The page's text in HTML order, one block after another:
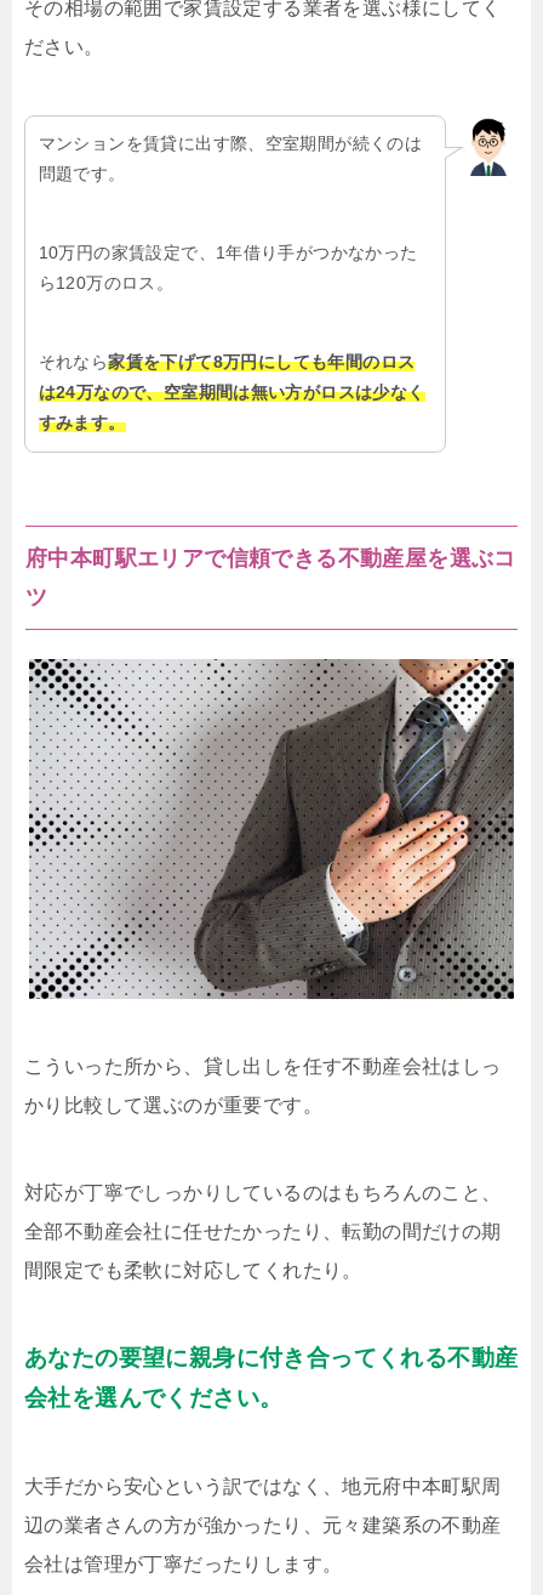
その相場の範囲で家賃設定する業者を選ぶ様にしてく
ださい。
マンションを賃貸に出す際、空室期間が続くのは
問題です。
10万円の家賃設定で、1年借り手がつかなかった
ら120万のロス。
それなら家賃を下げて8万円にしても年間のロス
は24万なので、空室期間は無い方がロスは少なく
すみます。
府中本町駅エリアで信頼できる不動産屋を選ぶコ
ツ
こういった所から、貸し出しを任す不動産会社はしっ
かり比較して選ぶのが重要です。
対応が丁寧でしっかりしているのはもちろんのこと、
全部不動産会社に任せたかったり、転勤の間だけの期
間限定でも柔軟に対応してくれたり。
あなたの要望に親身に付き合ってくれる不動産
会社を選んでください。
大手だから安心という訳ではなく、地元府中本町駅周
辺の業者さんの方が強かったり、元々建築系の不動産
会社は管理が丁寧だったりします。